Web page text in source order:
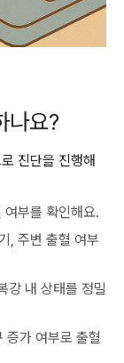
나요?
진단을 진행해
부를 확인해요.
, 주변 출혈 여부
강 내 상태를 정밀
증가 여부로 출혈